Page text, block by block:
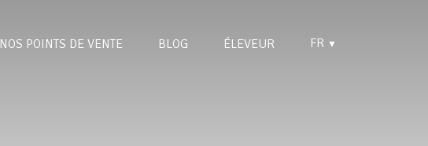
NOS POINTS DE VENTE BLOG ÉLEVEUR FR ▼